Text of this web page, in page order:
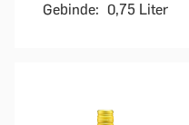
Gebinde: 0,75 Liter